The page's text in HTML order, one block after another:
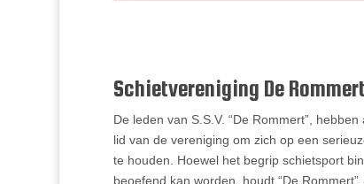
Schietvereniging De Rommert
De leden van S.S.V. “De Rommert”,
lid van de vereniging om zich op een
te houden. Hoe­wel het begrip schietsport
beoefend kan worden, houdt “De